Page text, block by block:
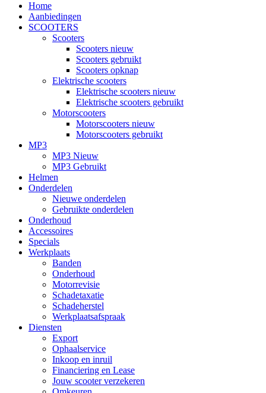
Home
Aanbiedingen
SCOOTERS
Scooters
Scooters nieuw
Scooters gebruikt
Scooters opknap
Elektrische scooters
Elektrische scooters nieuw
Elektrische scooters gebruikt
Motorscooters
Motorscooters nieuw
Motorscooters gebruikt
MP3
MP3 Nieuw
MP3 Gebruikt
Helmen
Onderdelen
Nieuwe onderdelen
Gebruikte onderdelen
Onderhoud
Accessoires
Specials
Werkplaats
Banden
Onderhoud
Motorrevisie
Schadetaxatie
Schadeherstel
Werkplaatsafspraak
Diensten
Export
Ophaalservice
Inkoop en inruil
Financiering en Lease
Jouw scooter verzekeren